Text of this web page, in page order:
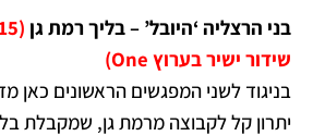
בני הרצליה ‘היובל’ – בליך רמת גן
שידור ישיר בערוץ One)
בניגוד לשני המפגשים הראשונים כאן
יתרון קל לקבוצה מרמת גן, שמקבלת